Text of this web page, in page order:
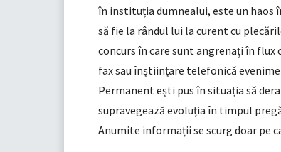
în instituția dumnealui, este un haos
să fie la rândul lui la curent cu
concurs în care sunt angrenați în
fax sau înștiințare telefonică
Permanent ești pus în situația să
supravegează evoluția în timpul
Anumite informații se scurg doar pe